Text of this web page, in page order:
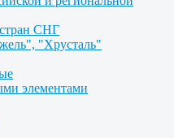
СНГ
"Хрусталь"
элементами